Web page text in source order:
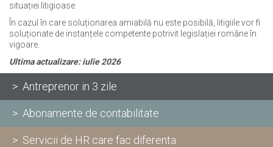
situației litigioase.
În cazul în care soluționarea amiabilă nu este posibilă, litigiile vor fi
soluționate de instanțele competente potrivit legislației române în
vigoare.
Ultima actualizare: iulie 2026
> Antreprenor in 3 zile
> Abonamente de contabilitate
> Servicii de HR care fac diferenta